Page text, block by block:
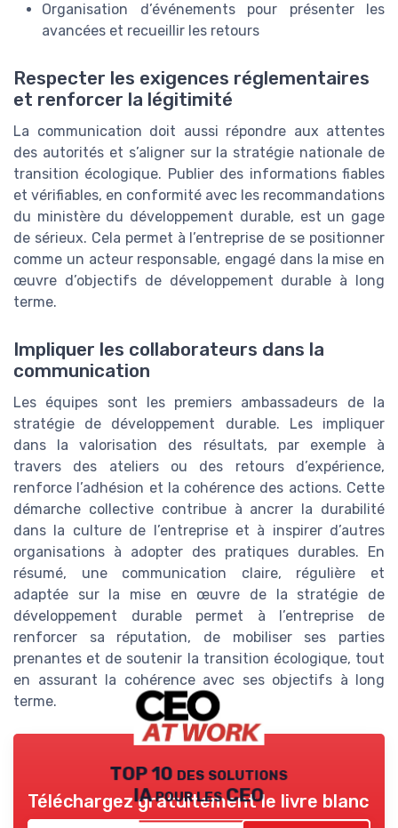
Organisation d’événements pour présenter les
avancées et recueillir les retours
Respecter les exigences réglementaires
et renforcer la légitimité
La communication doit aussi répondre aux attentes
des autorités et s’aligner sur la stratégie nationale de
transition écologique. Publier des informations fiables
et vérifiables, en conformité avec les recommandations
du ministère du développement durable, est un gage
de sérieux. Cela permet à l’entreprise de se positionner
comme un acteur responsable, engagé dans la mise en
œuvre d’objectifs de développement durable à long
terme.
Impliquer les collaborateurs dans la
communication
Les équipes sont les premiers ambassadeurs de la
stratégie de développement durable. Les impliquer
dans la valorisation des résultats, par exemple à
travers des ateliers ou des retours d’expérience,
renforce l’adhésion et la cohérence des actions. Cette
démarche collective contribue à ancrer la durabilité
dans la culture de l’entreprise et à inspirer d’autres
organisations à adopter des pratiques durables. En
résumé, une communication claire, régulière et
adaptée sur la mise en œuvre de la stratégie de
développement durable permet à l’entreprise de
renforcer sa réputation, de mobiliser ses parties
prenantes et de soutenir la transition écologique, tout
en assurant la cohérence avec ses objectifs à long
terme.
TOP 10 des solutions
IA pour les CEO
Téléchargez gratuitement le livre blanc